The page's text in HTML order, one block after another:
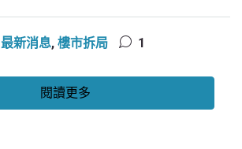
最新消息, 樓市拆局 1
閱讀更多